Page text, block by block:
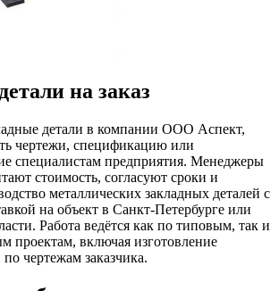
на заказ
детали в компании ООО Аспект,
чертежи, спецификацию или
специалистам предприятия. Менеджеры
стоимость, согласуют сроки и
металлических закладных деталей с
на объект в Санкт-Петербурге или
Работа ведётся как по типовым, так и
проектам, включая изготовление
чертежам заказчика.